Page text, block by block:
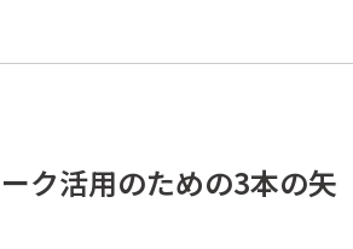
ク活用のための3本の矢